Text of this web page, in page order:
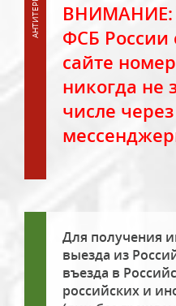
ВНИМАНИЕ:
ФСБ России
сайте
никогда не
числе
Для получения
выезда из
въезда в
российских и